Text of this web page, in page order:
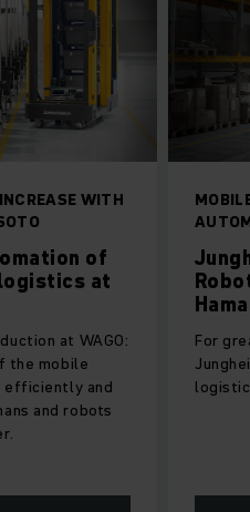
WITH
of
at
at WAGO:
the mobile
efficiently and
and robots
For